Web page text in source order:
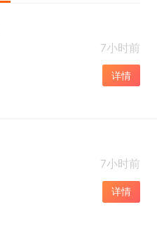
7小时前
详情
7小时前
详情